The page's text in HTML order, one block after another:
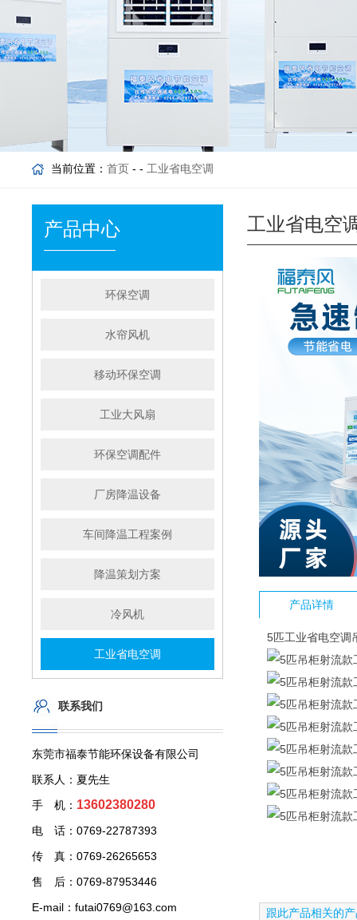
当前位置： 首页 - - 工业省电空调
产品中心
环保空调
水帘风机
移动环保空调
工业大风扇
环保空调配件
厂房降温设备
车间降温工程案例
降温策划方案
冷风机
工业省电空调
联系我们
东莞市福泰节能环保设备有限公司
联系人：夏先生
手 机： 13602380280
电 话：0769-22787393
传 真：0769-26265653
售 后：0769-87953446
E-mail：futai0769@163.com
工业省电空
产品详情
5匹工业省电空调
跟此产品相关的